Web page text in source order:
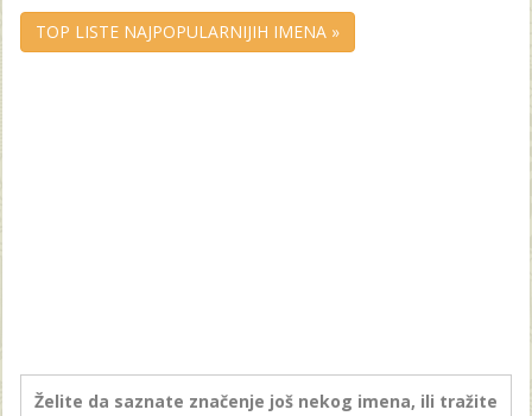
TOP LISTE NAJPOPULARNIJIH IMENA »
Želite da saznate značenje još nekog imena, ili tražite